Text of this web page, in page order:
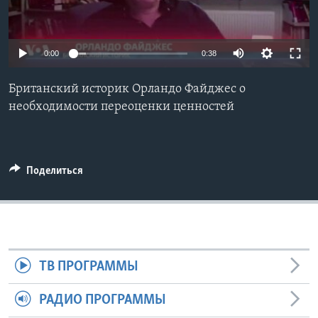
Learning English
0:00 0:38
Британский историк Орландо Файджес о
необходимости переоценки ценностей
Поделиться
ТВ ПРОГРАММЫ
РАДИО ПРОГРАММЫ